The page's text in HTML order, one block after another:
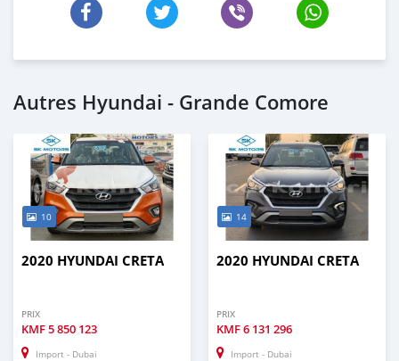
Autres Hyundai - Grande Comore
10
2020 HYUNDAI CRETA
PRIX
KMF5 850 123
Import - Dubai
14
2020 HYUNDAI CRETA
PRIX
KMF6 131 296
Import - Dubai